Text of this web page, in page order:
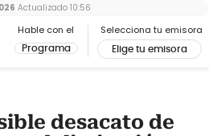
Hable con el
Programa
Selecciona tu emisora
Elige tu emisora
Actualizado 10:56
desacato de